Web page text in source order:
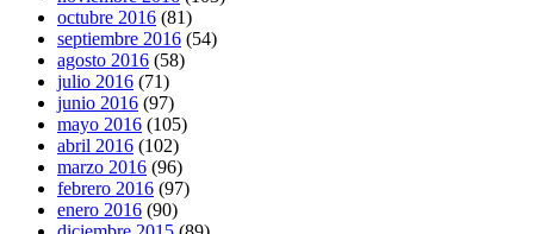
octubre 2016 (81)
septiembre 2016 (54)
agosto 2016 (58)
julio 2016 (71)
junio 2016 (97)
mayo 2016 (105)
abril 2016 (102)
marzo 2016 (96)
febrero 2016 (97)
enero 2016 (90)